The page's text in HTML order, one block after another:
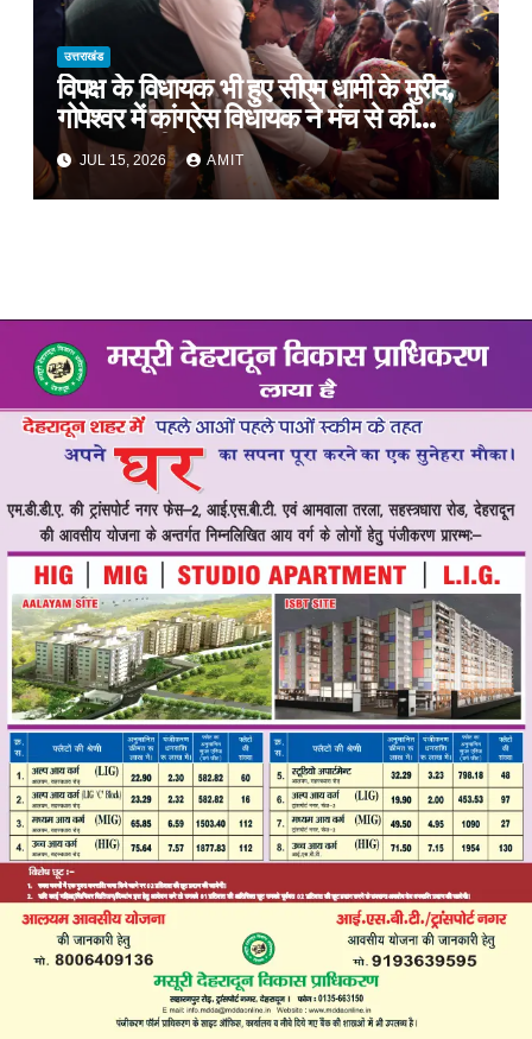
उत्तराखंड
विपक्ष के विधायक भी हुए सीएम धामी के मुरीद,
गोपेश्वर में कांग्रेस विधायक ने मंच से की
खुलकर तारीफ*
JUL 15, 2026 AMIT